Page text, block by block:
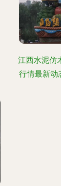
江西水泥仿
行情最新动